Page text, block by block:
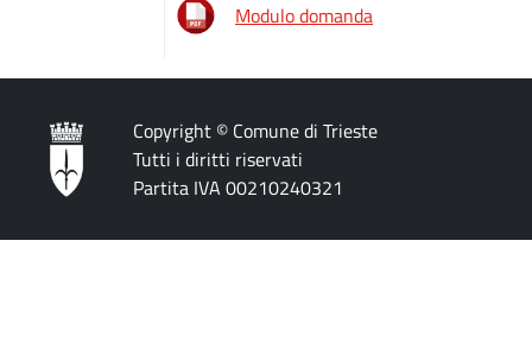
Modulo domanda
Copyright © Comune di Trieste
Tutti i diritti riservati
Partita IVA 00210240321